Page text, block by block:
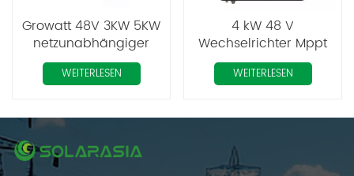
Growatt 48V 3KW 5KW
netzunabhängiger
Solarwechselrichter
WEITERLESEN
4 kW 48 V
Wechselrichter Mppt
Off Grid Hybrid Solar
Inverter System
WEITERLESEN